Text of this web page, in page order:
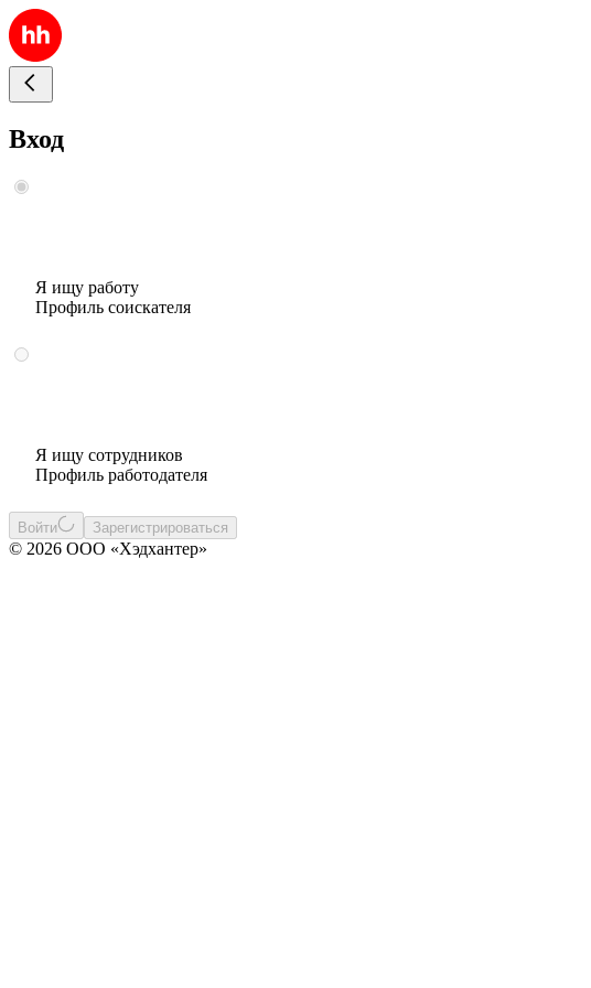
Вход
Я ищу работу
Профиль соискателя
Я ищу сотрудников
Профиль работодателя
Войти Зарегистрироваться
© 2026 ООО «Хэдхантер»